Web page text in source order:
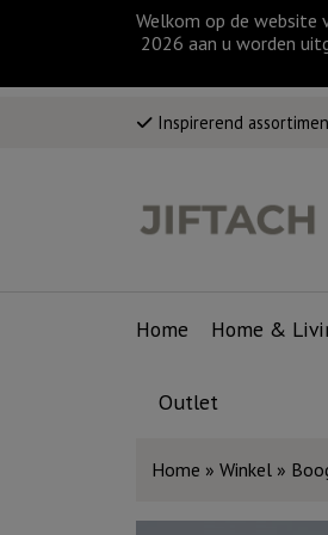
Welkom op de website
2026 aan u worden
Inspirerend
Home Home &
Outlet
Home » Winkel »